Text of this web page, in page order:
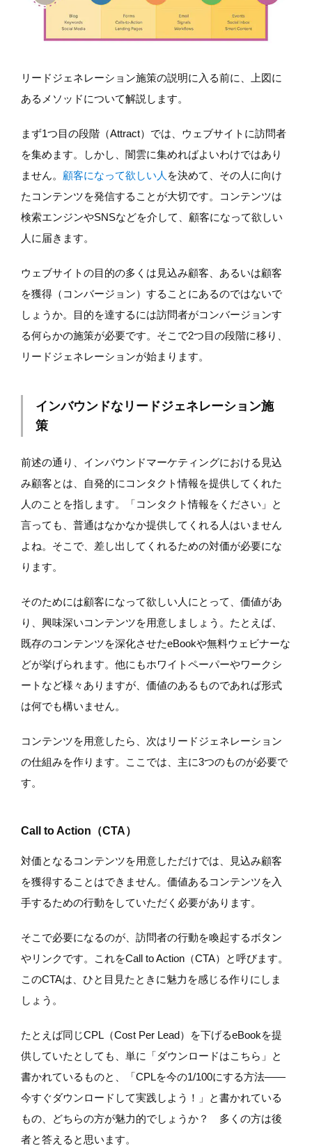
リードジェネレーション施策の説明に入る前に、上図に
あるメソッドについて解説します。
まず1つ目の段階（Attract）では、ウェブサイトに訪問者
を集めます。しかし、闇雲に集めればよいわけではあり
ません。 顧客になって欲しい人 を決めて、その人に向け
たコンテンツを発信することが大切です。コンテンツは
検索エンジンやSNSなどを介して、顧客になって欲しい
人に届きます。
ウェブサイトの目的の多くは見込み顧客、あるいは顧客
を獲得（コンバージョン）することにあるのではないで
しょうか。目的を達するには訪問者がコンバージョンす
る何らかの施策が必要です。そこで2つ目の段階に移り、
リードジェネレーションが始まります。
インバウンドなリードジェネレーション施
策
前述の通り、インバウンドマーケティングにおける見込
み顧客とは、自発的にコンタクト情報を提供してくれた
人のことを指します。「コンタクト情報をください」と
言っても、普通はなかなか提供してくれる人はいません
よね。そこで、差し出してくれるための対価が必要にな
ります。
そのためには顧客になって欲しい人にとって、価値があ
り、興味深いコンテンツを用意しましょう。たとえば、
既存のコンテンツを深化させたeBookや無料ウェビナーな
どが挙げられます。他にもホワイトペーパーやワークシ
ートなど様々ありますが、価値のあるものであれば形式
は何でも構いません。
コンテンツを用意したら、次はリードジェネレーション
の仕組みを作ります。ここでは、主に3つのものが必要で
す。
Call to Action（CTA）
対価となるコンテンツを用意しただけでは、見込み顧客
を獲得することはできません。価値あるコンテンツを入
手するための行動をしていただく必要があります。
そこで必要になるのが、訪問者の行動を喚起するボタン
やリンクです。これをCall to Action（CTA）と呼びます。
このCTAは、ひと目見たときに魅力を感じる作りにしま
しょう。
たとえば同じCPL（Cost Per Lead）を下げるeBookを提
供していたとしても、単に「ダウンロードはこちら」と
書かれているものと、「CPLを今の1/100にする方法――
今すぐダウンロードして実践しよう！」と書かれている
もの、どちらの方が魅力的でしょうか？ 多くの方は後
者と答えると思います。